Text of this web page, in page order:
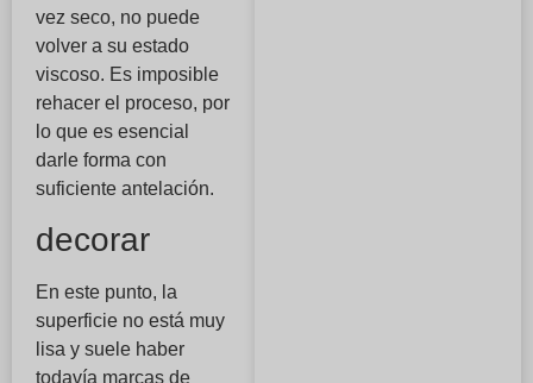
vez seco, no puede
volver a su estado
viscoso. Es imposible
rehacer el proceso, por
lo que es esencial
darle forma con
suficiente antelación.
decorar
En este punto, la
superficie no está muy
lisa y suele haber
todavía marcas de